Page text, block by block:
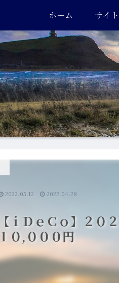
ホーム サイ
【ｉＤｅＣｏ】２
１０,０００円
2022.05.12 2022.04.28